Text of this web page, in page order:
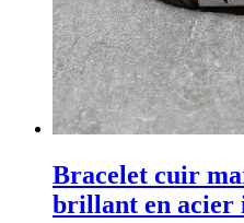
Bracelet cuir
brillant en acier